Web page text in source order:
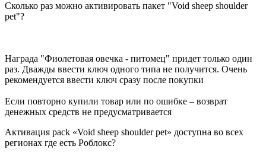
Сколько раз можно активировать пакет "Void sheep shoulder
pet"?
Награда "Фиолетовая овечка - питомец" придет только один
раз. Дважды ввести ключ одного типа не получится. Очень
рекомендуется ввести ключ сразу после покупки
Если повторно купили товар или по ошибке – возврат
денежных средств не предусматривается
Активация pack «Void sheep shoulder pet» доступна во всех
регионах где есть Роблокс?